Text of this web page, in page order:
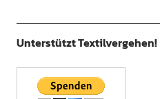
Unterstützt Textilvergehen!